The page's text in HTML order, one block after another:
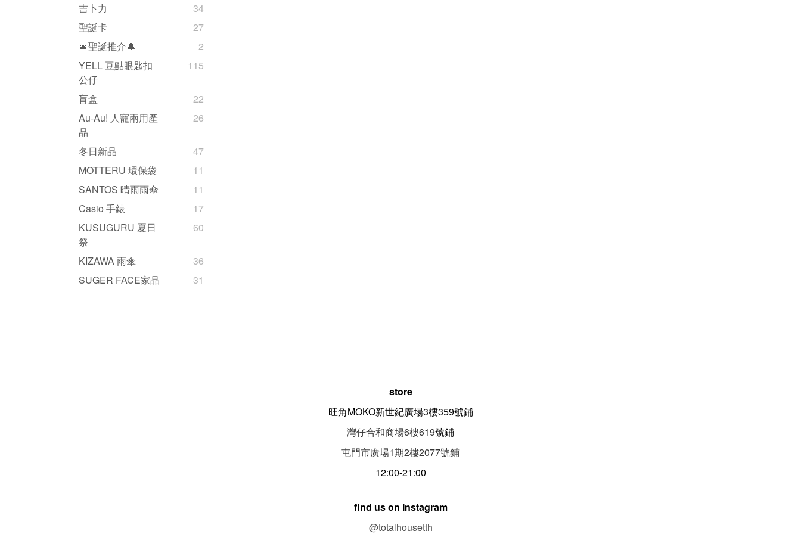
吉卜力
34
聖誕卡
27
🎄聖誕推介🔔
2
YELL 豆點眼匙扣
公仔
115
盲盒
22
Au-Au! 人寵兩用產
品
26
冬日新品
47
MOTTERU 環保袋
11
SANTOS 晴雨雨傘
11
Casio 手錶
17
KUSUGURU 夏日
祭
60
KIZAWA 雨傘
36
SUGER FACE家品
31
store
旺角MOKO新世紀廣場3樓359號鋪
灣仔合和商場6樓619號鋪
屯門市廣場1期2樓2077號鋪
12:00-21:00
find us on Instagram
@totalhousetth